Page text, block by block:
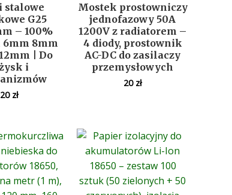
stalowe
G25
– 100%
8mm
| Do
i
20 zł
Mostek prostowniczy
jednofazowy 50A
1200V z radiatorem –
4 diody, prostownik
AC-DC do zasilaczy
przemysłowych
20 zł